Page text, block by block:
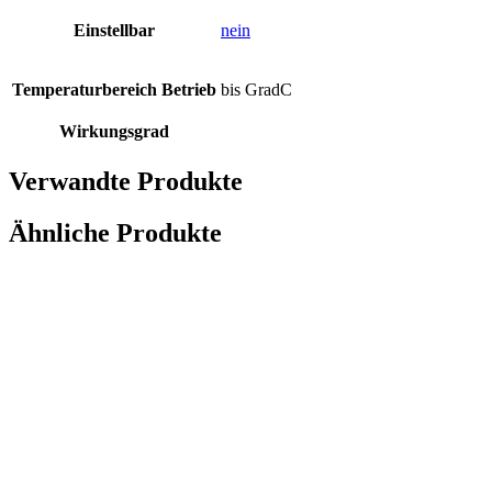
Einstellbar nein
Temperaturbereich Betrieb bis GradC
Wirkungsgrad
Verwandte Produkte
Ähnliche Produkte